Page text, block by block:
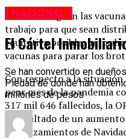
“Cuando lleguen las
trabajo para que sean
equitativa posible, pero
vacunas para parar los
Con respecto a la
peor mes de la pandemia
317 mil 646 fallecidos, la
el resultado de un
desplazamientos de
[ NACIONAL ]
El Cártel
Se han convertido en
Piedad de donde han
millones de pesos